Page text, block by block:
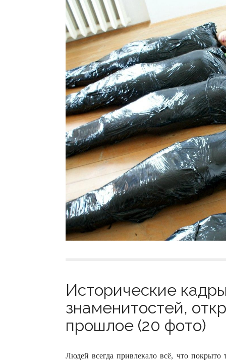
Исторические
знаменитостей,
прошлое (20 фото)
Людей всегда привлекало всё, что